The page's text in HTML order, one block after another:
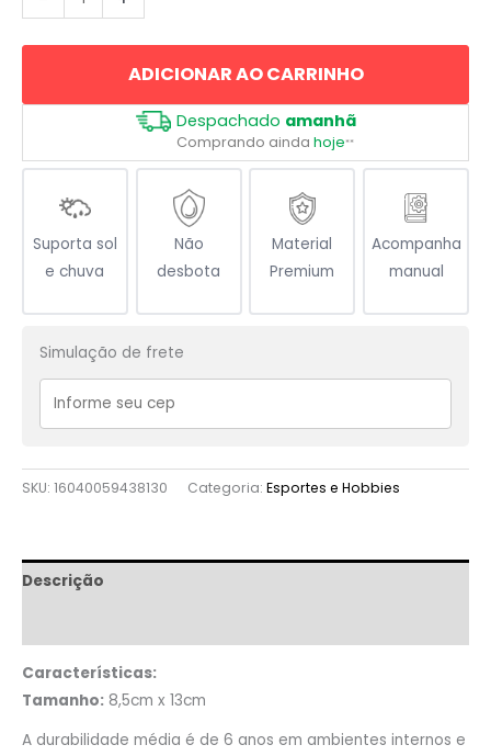
quantidade
ADICIONAR AO CARRINHO
Despachado amanhã
Comprando ainda hoje**
Suporta sol
e chuva
Não
desbota
Material
Premium
Acompanha
manual
Simulação de frete
SKU: 16040059438130 Categoria: Esportes e Hobbies
Descrição
Características:
Tamanho: 8,5cm x 13cm
A durabilidade média é de 6 anos em ambientes internos e